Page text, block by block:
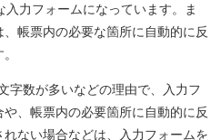
力フォームになっています。ま
帳票内の必要な箇所に自動的に反
字数が多いなどの理由で、入力フ
、帳票内の必要箇所に自動的に反
ない場合などは、入力フォームを